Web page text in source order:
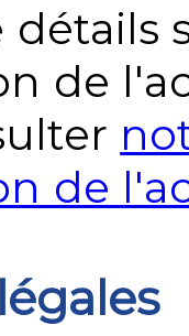
détails
de
de